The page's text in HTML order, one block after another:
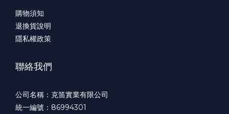
購物須知
退換貨說明
隱私權政策
聯絡我們
公司名稱：克笛實業有限公司
統一編號：86994301